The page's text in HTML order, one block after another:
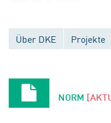
Über DKE Projekte
NORM